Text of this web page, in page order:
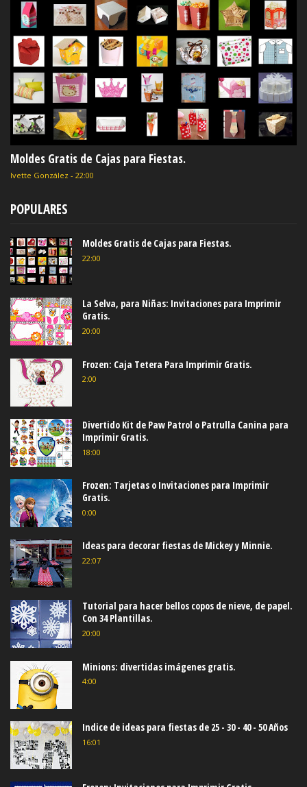
Moldes Gratis de Cajas para Fiestas.
Ivette González - 22:00
POPULARES
Moldes Gratis de Cajas para Fiestas.
22:00
La Selva, para Niñas: Invitaciones para Imprimir
Gratis.
20:00
Frozen: Caja Tetera Para Imprimir Gratis.
2:00
Divertido Kit de Paw Patrol o Patrulla Canina para
Imprimir Gratis.
18:00
Frozen: Tarjetas o Invitaciones para Imprimir
Gratis.
0:00
Ideas para decorar fiestas de Mickey y Minnie.
22:07
Tutorial para hacer bellos copos de nieve, de papel.
Con 34 Plantillas.
20:00
Minions: divertidas imágenes gratis.
4:00
Indice de ideas para fiestas de 25 - 30 - 40 - 50 Años
16:01